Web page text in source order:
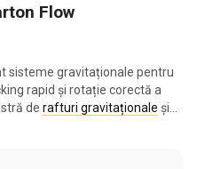
Flow
sisteme gravitaționale pentru
rapid și rotație corectă a
de rafturi gravitaționale și